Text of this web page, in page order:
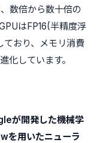
数倍から数十倍の
はFP16(半精度浮
おり、メモリ消費
化しています。
が開発した機械学
を用いたニューラ